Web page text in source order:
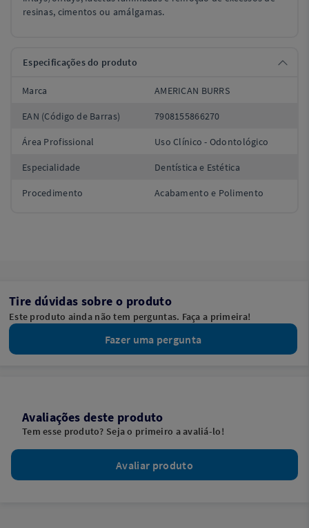
resinas, cimentos ou amálgamas.
Especificações do produto
Marca AMERICAN BURRS
EAN (Código de Barras) 7908155866270
Área Profissional Uso Clínico - Odontológico
Especialidade Dentística e Estética
Procedimento Acabamento e Polimento
Tire dúvidas sobre o produto
Este produto ainda não tem perguntas. Faça a primeira!
Fazer uma pergunta
Avaliações deste produto
Tem esse produto? Seja o primeiro a avaliá-lo!
Avaliar produto